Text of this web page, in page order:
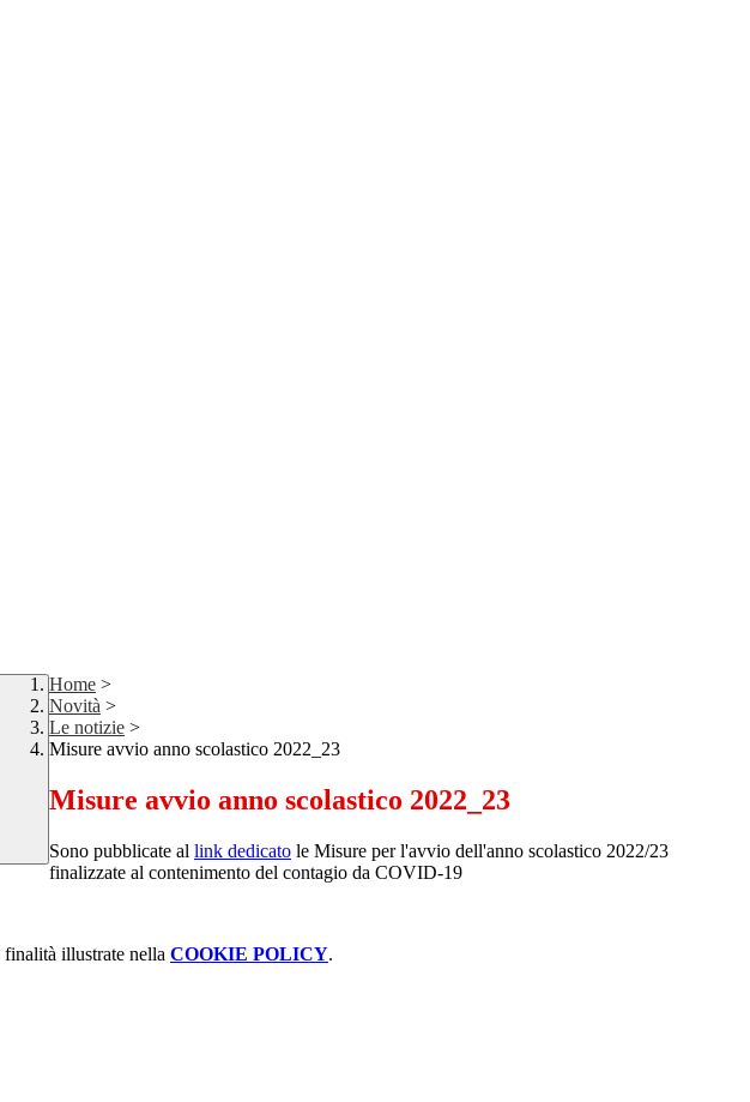
Home >
Novità >
Le notizie >
Misure avvio anno scolastico 2022_23
Misure avvio anno scolastico 2022_23
Sono pubblicate al link dedicato le Misure per l'avvio dell'anno scolastico 2022/23
finalizzate al contenimento del contagio da COVID-19
illustrate nella COOKIE POLICY.